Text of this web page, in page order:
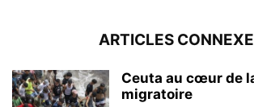
ARTICLES
Ceuta au cœur de
migratoire